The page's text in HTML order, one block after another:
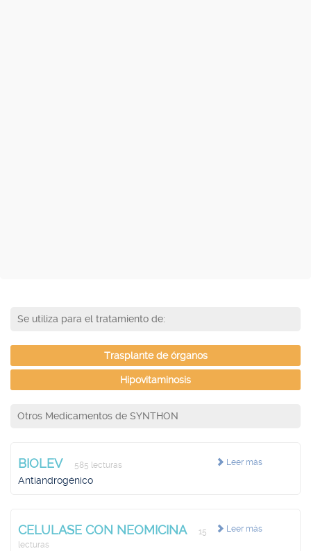
Se utiliza para el tratamiento de:
Trasplante de órganos
Hipovitaminosis
Otros Medicamentos de SYNTHON
Leer más
BIOLEV 585 lecturas
Antiandrogénico
Leer más
CELULASE CON NEOMICINA
15
lecturas